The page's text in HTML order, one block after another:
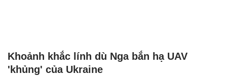
Khoảnh khắc lính dù Nga bắn hạ UAV
'khủng' của Ukraine